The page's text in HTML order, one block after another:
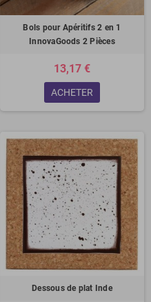
Bols pour Apéritifs 2 en 1
InnovaGoods 2 Pièces
13,17 €
ACHETER
Dessous de plat Inde